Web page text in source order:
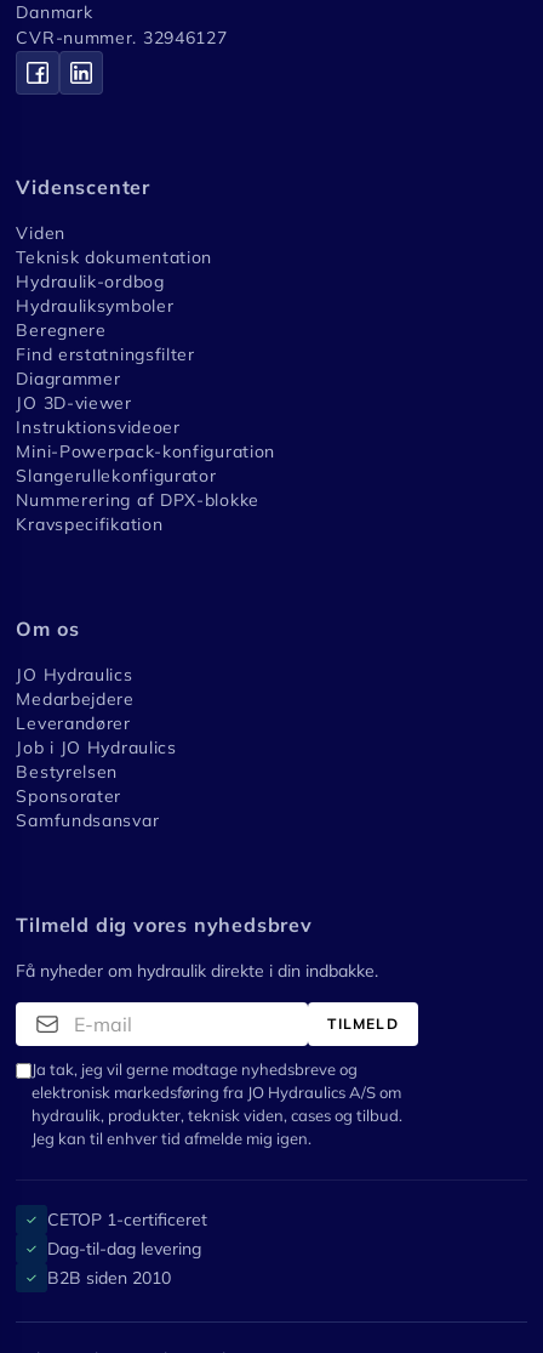
Danmark
CVR-nummer. 32946127
Videnscenter
Viden
Teknisk dokumentation
Hydraulik-ordbog
Hydrauliksymboler
Beregnere
Find erstatningsfilter
Diagrammer
JO 3D-viewer
Instruktionsvideoer
Mini-Powerpack-konfiguration
Slangerullekonfigurator
Nummerering af DPX-blokke
Kravspecifikation
Om os
JO Hydraulics
Medarbejdere
Leverandører
Job i JO Hydraulics
Bestyrelsen
Sponsorater
Samfundsansvar
Tilmeld dig vores nyhedsbrev
Få nyheder om hydraulik direkte i din indbakke.
TILMELD
Ja tak, jeg vil gerne modtage nyhedsbreve og
elektronisk markedsføring fra JO Hydraulics A/S om
hydraulik, produkter, teknisk viden, cases og tilbud.
Jeg kan til enhver tid afmelde mig igen.
✓ CETOP 1-certificeret
✓ Dag-til-dag levering
✓ B2B siden 2010